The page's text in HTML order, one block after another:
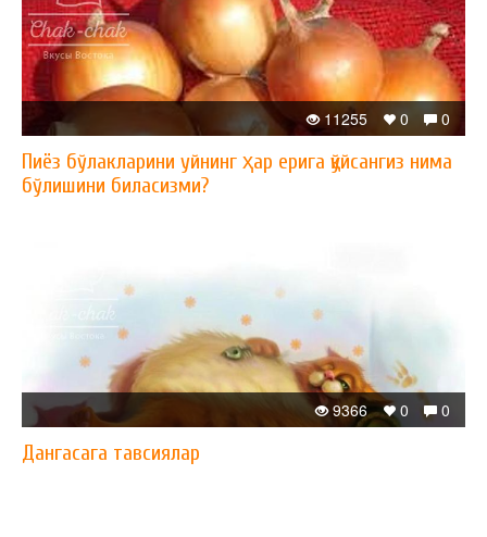
0
0
11255
Пиёз бўлакларини уйнинг ҳар ерига қўйсангиз нима
бўлишини биласизми?
0
0
9366
Дангасага тавсиялар